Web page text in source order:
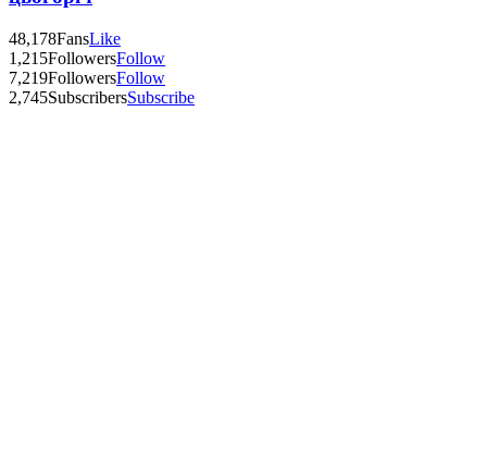
48,178FansLike
1,215FollowersFollow
7,219FollowersFollow
2,745SubscribersSubscribe